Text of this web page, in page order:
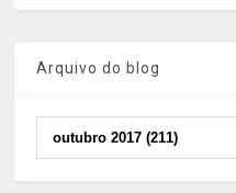
Arquivo do blog